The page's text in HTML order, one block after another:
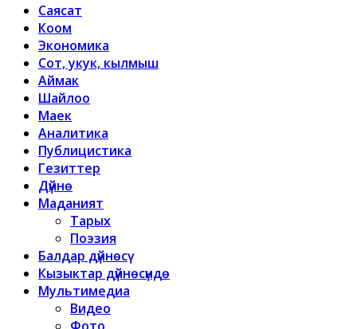
Саясат
Коом
Экономика
Сот, укук, кылмыш
Аймак
Шайлоо
Маек
Аналитика
Публицистика
Гезиттер
Дүйнө
Маданият
Тарых
Поэзия
Балдар дүйнөсү
Кызыктар дүйнөсүндө
Мультимедиа
Видео